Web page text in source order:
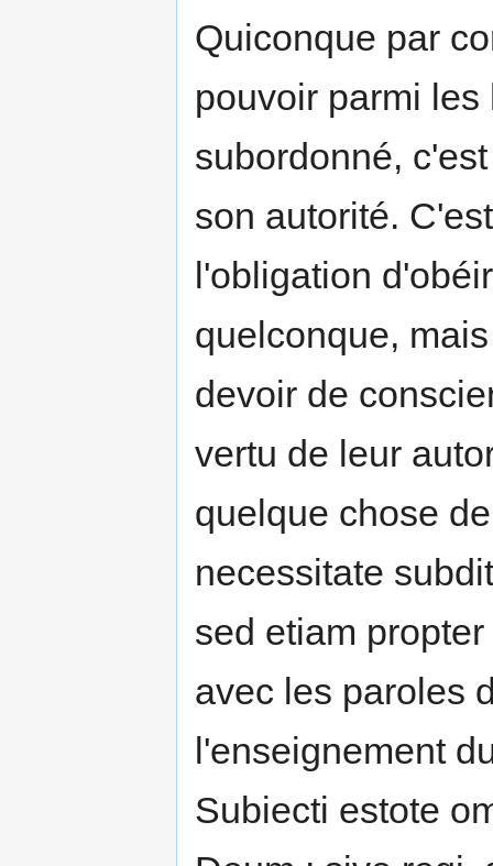
Quiconque par
pouvoir parmi
subordonné,
son autorité.
l'obligation
quelconque,
devoir de
vertu de leur
quelque chose
necessitate
sed etiam
avec les paroles
l'enseignement
Subiecti estote